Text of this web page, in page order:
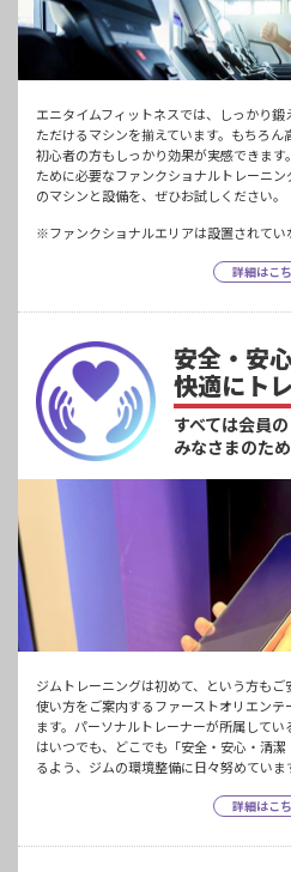
エニタイムフィットネスでは、しっかり
ただけるマシンを揃えています。もちろ
初心者の方もしっかり効果が実感できま
ために必要なファンクショナルトレーニ
のマシンと設備を、ぜひお試しください。
※ファンクショナルエリアは設置されてい
詳細はこ
安全・安
快適にト
すべては会員の
みなさまのため
ジムトレーニングは初めて、という方も
使い方をご案内するファーストオリエン
ます。パーソナルトレーナーが所属して
はいつでも、どこでも「安全・安心・清
るよう、ジムの環境整備に日々努めていま
詳細はこ